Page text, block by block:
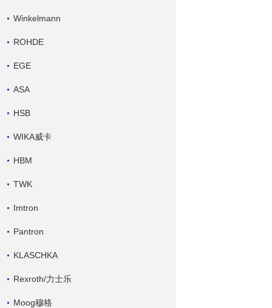
Winkelmann
ROHDE
EGE
ASA
HSB
WIKA威卡
HBM
TWK
Imtron
Pantron
KLASCHKA
Rexroth/力士乐
Moog穆格